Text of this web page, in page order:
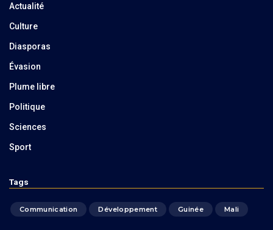
Actualité
Culture
Diasporas
Évasion
Plume libre
Politique
Sciences
Sport
Tags
Communication Développement Guinée Mali